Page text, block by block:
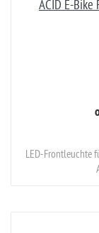
ACID E-Bike
LED-Frontleuchte